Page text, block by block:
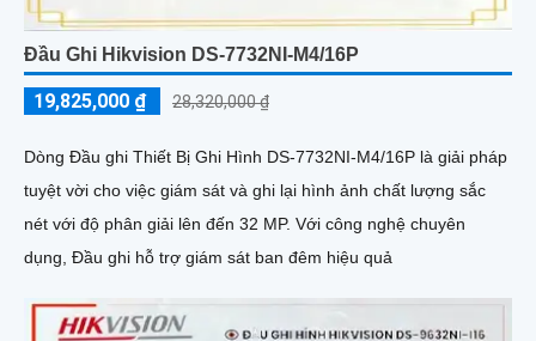
Đầu Ghi Hikvision DS-7732NI-M4/16P
19,825,000 ₫ 28,320,000 ₫
Dòng Đầu ghi Thiết Bị Ghi Hình DS-7732NI-M4/16P là giải pháp
tuyệt vời cho việc giám sát và ghi lại hình ảnh chất lượng sắc
nét với độ phân giải lên đến 32 MP. Với công nghệ chuyên
dụng, Đầu ghi hỗ trợ giám sát ban đêm hiệu quả